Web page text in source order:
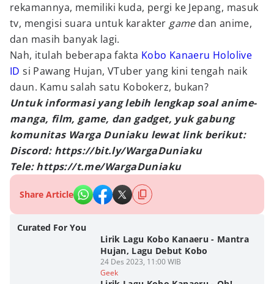
rekamannya, memiliki kuda, pergi ke Jepang, masuk
tv, mengisi suara untuk karakter gamedan anime,
dan masih banyak lagi.
Nah, itulah beberapa fakta Kobo Kanaeru Hololive
ID si Pawang Hujan, VTuber yang kini tengah naik
daun. Kamu salah satu Kobokerz, bukan?
Untuk informasi yang lebih lengkap soal anime-
manga, film, game, dan gadget, yuk gabung
komunitas Warga Duniaku lewat link berikut:
Discord: https://bit.ly/WargaDuniaku
Tele: https://t.me/WargaDuniaku
Share Article
Curated For You
Lirik Lagu Kobo Kanaeru - Mantra
Hujan, Lagu Debut Kobo
24 Des 2023, 11:00 WIB
Geek